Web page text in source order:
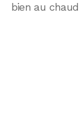
bien au